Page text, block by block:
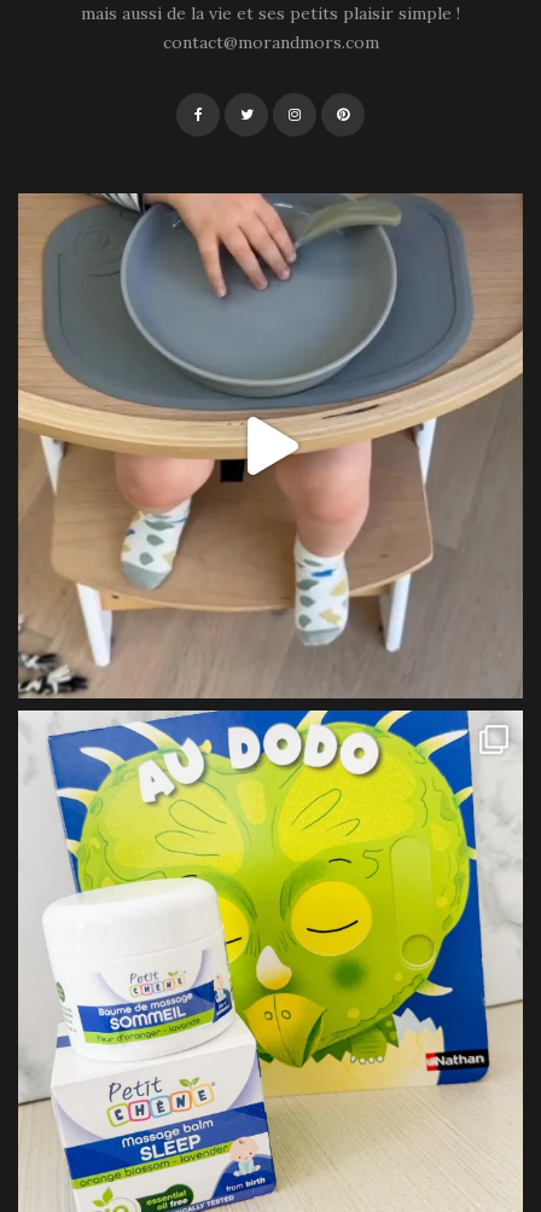
mais aussi de la vie et ses petits plaisir simple !
contact@morandmors.com